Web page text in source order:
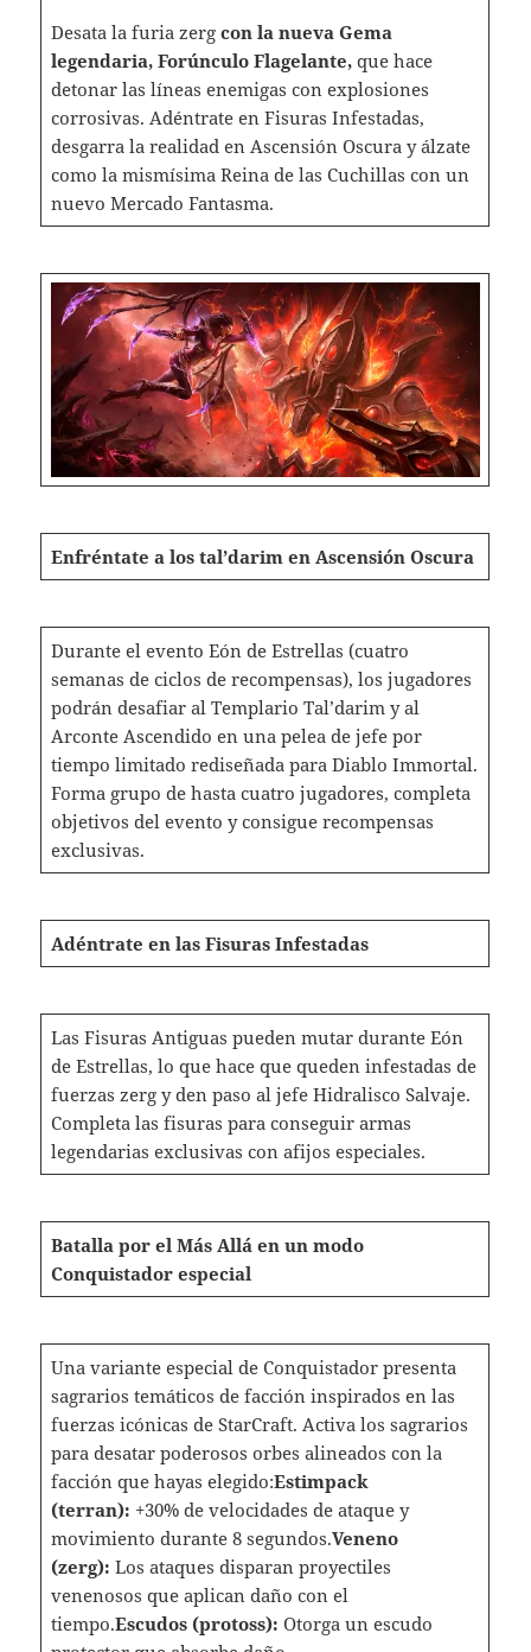
Desata la furia zerg con la nueva Gema
legendaria, Forúnculo Flagelante, que hace
detonar las líneas enemigas con explosiones
corrosivas. Adéntrate en Fisuras Infestadas,
desgarra la realidad en Ascensión Oscura y álzate
como la mismísima Reina de las Cuchillas con un
nuevo Mercado Fantasma.
Enfréntate a los tal’darim en Ascensión Oscura
Durante el evento Eón de Estrellas (cuatro
semanas de ciclos de recompensas), los jugadores
podrán desafiar al Templario Tal’darim y al
Arconte Ascendido en una pelea de jefe por
tiempo limitado rediseñada para Diablo Immortal.
Forma grupo de hasta cuatro jugadores, completa
objetivos del evento y consigue recompensas
exclusivas.
Adéntrate en las Fisuras Infestadas
Las Fisuras Antiguas pueden mutar durante Eón
de Estrellas, lo que hace que queden infestadas de
fuerzas zerg y den paso al jefe Hidralisco Salvaje.
Completa las fisuras para conseguir armas
legendarias exclusivas con afijos especiales.
Batalla por el Más Allá en un modo
Conquistador especial
Una variante especial de Conquistador presenta
sagrarios temáticos de facción inspirados en las
fuerzas icónicas de StarCraft. Activa los sagrarios
para desatar poderosos orbes alineados con la
facción que hayas elegido:Estimpack
(terran): +30% de velocidades de ataque y
movimiento durante 8 segundos.Veneno
(zerg): Los ataques disparan proyectiles
venenosos que aplican daño con el
tiempo.Escudos (protoss): Otorga un escudo